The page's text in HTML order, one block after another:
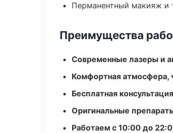
Перманентный макияж и
Преимущества
Современные лазеры и
Комфортная атмосфера,
Бесплатная
Оригинальные
Работаем с 10:00 до